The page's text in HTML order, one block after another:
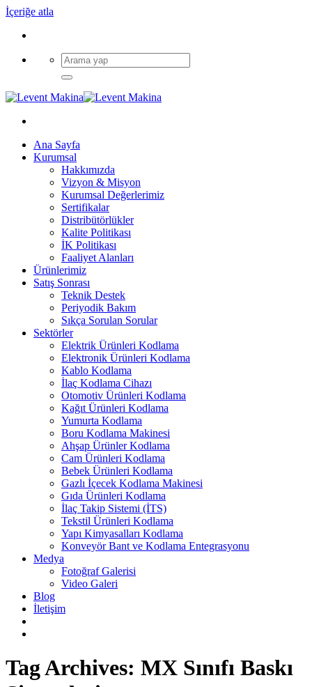
İçeriğe atla
Ana Sayfa
Kurumsal
Hakkımızda
Vizyon & Misyon
Kurumsal Değerlerimiz
Sertifikalar
Distribütörlükler
Kalite Politikası
İK Politikası
Faaliyet Alanları
Ürünlerimiz
Satış Sonrası
Teknik Destek
Periyodik Bakım
Sıkça Sorulan Sorular
Sektörler
Elektrik Ürünleri Kodlama
Elektronik Ürünleri Kodlama
Kablo Kodlama
İlaç Kodlama Cihazı
Otomotiv Ürünleri Kodlama
Kağıt Ürünleri Kodlama
Yumurta Kodlama
Boru Kodlama Makinesi
Ahşap Ürünler Kodlama
Cam Ürünleri Kodlama
Bebek Ürünleri Kodlama
Gazlı İçecek Kodlama Makinesi
Gıda Ürünleri Kodlama
İlaç Takip Sistemi (İTS)
Tekstil Ürünleri Kodlama
Yapı Kimyasalları Kodlama
Konveyör Bant ve Kodlama Entegrasyonu
Medya
Fotoğraf Galerisi
Video Galeri
Blog
İletişim
Tag Archives: MX Sınıfı Baskı